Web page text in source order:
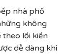
nhà phố
không
theo lối kiến
dễ dàng khi